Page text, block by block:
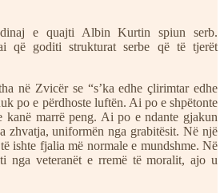
e quajti Albin Kurtin spiun serb.
që goditi strukturat serbe që të tjerët
në Zvicër se “s’ka edhe çlirimtar edhe
po e përdhoste luftën. Ai po e shpëtonte
kanë marrë peng. Ai po e ndante gjakun
zhvatja, uniformën nga grabitësit. Në një
ishte fjalia më normale e mundshme. Në
nga veteranët e rremë të moralit, ajo u